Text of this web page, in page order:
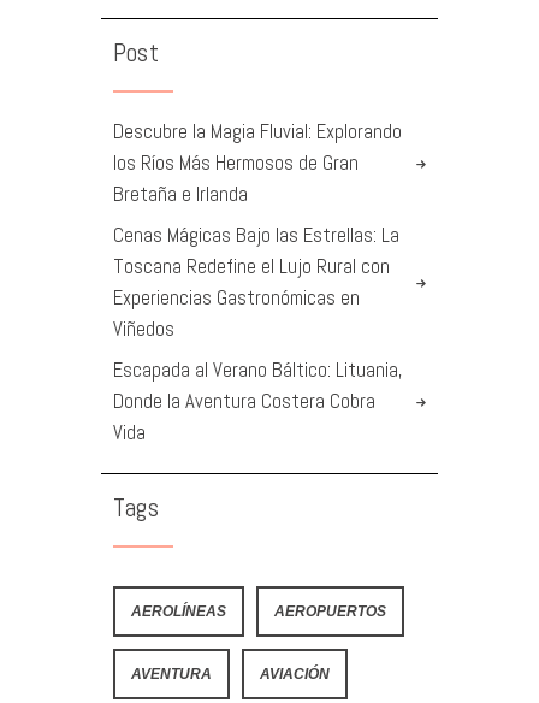
Post
Descubre la Magia Fluvial: Explorando
los Ríos Más Hermosos de Gran
Bretaña e Irlanda
Cenas Mágicas Bajo las Estrellas: La
Toscana Redefine el Lujo Rural con
Experiencias Gastronómicas en
Viñedos
Escapada al Verano Báltico: Lituania,
Donde la Aventura Costera Cobra
Vida
Tags
AEROLÍNEAS AEROPUERTOS
AVENTURA AVIACIÓN